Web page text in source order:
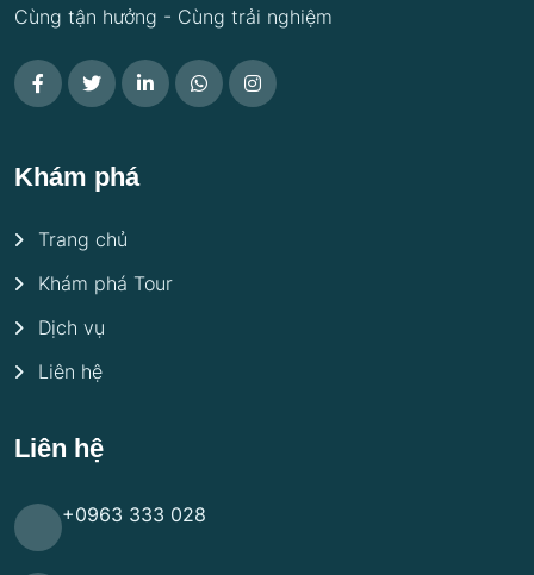
Cùng tận hưởng - Cùng trải nghiệm
Khám phá
Trang chủ
Khám phá Tour
Dịch vụ
Liên hệ
Liên hệ
+0963 333 028